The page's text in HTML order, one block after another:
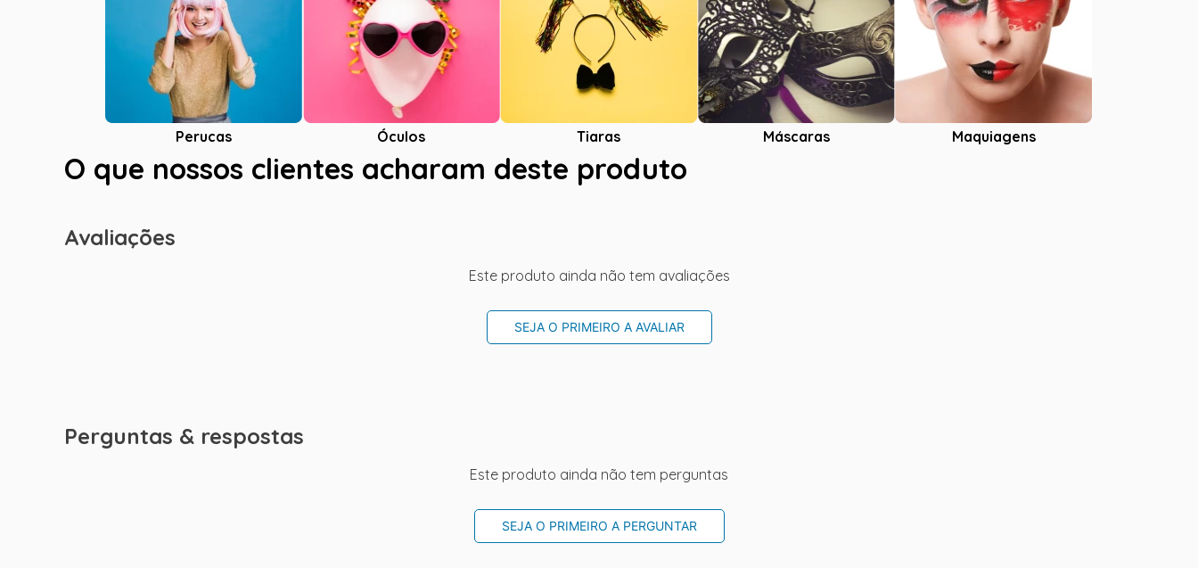
Perucas Óculos Tiaras Máscaras Maquiagens
O que nossos clientes acharam deste produto
Avaliações
Este produto ainda não tem avaliações
SEJA O PRIMEIRO A AVALIAR
Perguntas & respostas
Este produto ainda não tem perguntas
SEJA O PRIMEIRO A PERGUNTAR